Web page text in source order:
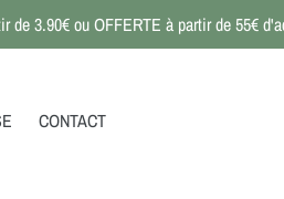
3.90€ ou OFFERTE à partir de 55€
CONTACT